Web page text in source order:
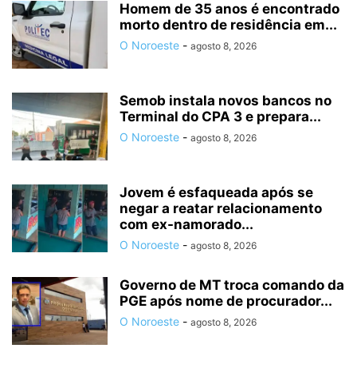
Homem de 35 anos é encontrado
morto dentro de residência em...
O Noroeste - agosto 8, 2026
Semob instala novos bancos no
Terminal do CPA 3 e prepara...
O Noroeste - agosto 8, 2026
Jovem é esfaqueada após se
negar a reatar relacionamento
com ex-namorado...
O Noroeste - agosto 8, 2026
Governo de MT troca comando da
PGE após nome de procurador...
O Noroeste - agosto 8, 2026